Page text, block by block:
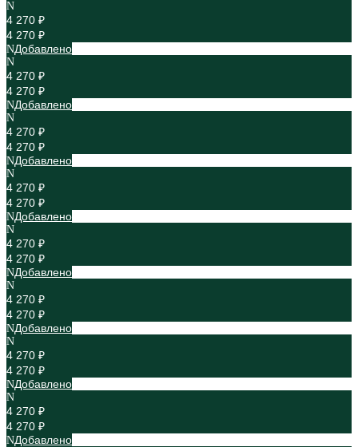
4 270 ₽
4 270 ₽
Добавлено
4 270 ₽
4 270 ₽
Добавлено
4 270 ₽
4 270 ₽
Добавлено
4 270 ₽
4 270 ₽
Добавлено
4 270 ₽
4 270 ₽
Добавлено
4 270 ₽
4 270 ₽
Добавлено
4 270 ₽
4 270 ₽
Добавлено
4 270 ₽
4 270 ₽
Добавлено